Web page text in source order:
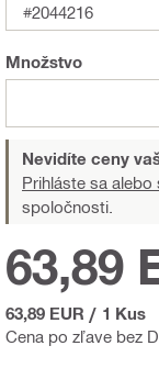
#2044216
Množstvo
Nevidíte ceny
Prihláste sa alebo
spoločnosti.
Cena po zľave bez
63,89
63,89 EUR / 1 Kus